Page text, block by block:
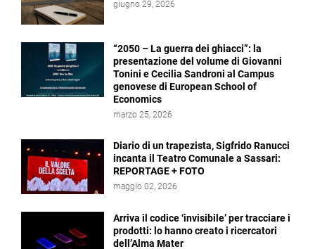
giugno 29, 2026
“2050 – La guerra dei ghiacci”: la
presentazione del volume di Giovanni
Tonini e Cecilia Sandroni al Campus
genovese di European School of
Economics
marzo 25, 2026
Diario di un trapezista, Sigfrido Ranucci
incanta il Teatro Comunale a Sassari:
REPORTAGE + FOTO
maggio 02, 2026
Arriva il codice ‘invisibile’ per tracciare i
prodotti: lo hanno creato i ricercatori
dell’Alma Mater